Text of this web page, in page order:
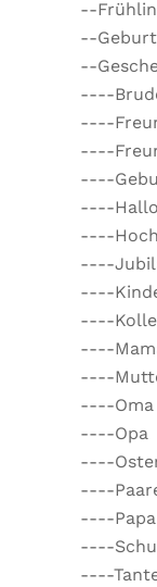
--
--
--
----
----
----
----
----
----
----
----
----
----
----
----Oma
----Opa
----
----
----Papa
----
----